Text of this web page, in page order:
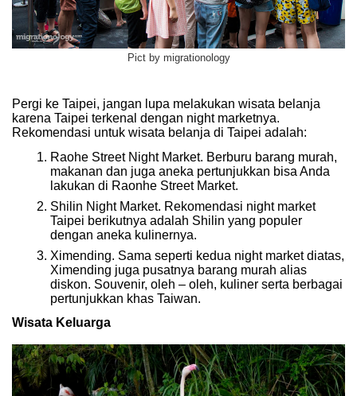
Pict by migrationology
Pergi ke Taipei, jangan lupa melakukan wisata belanja
karena Taipei terkenal dengan night marketnya.
Rekomendasi untuk wisata belanja di Taipei adalah:
Raohe Street Night Market. Berburu barang murah,
makanan dan juga aneka pertunjukkan bisa Anda
lakukan di Raonhe Street Market.
Shilin Night Market. Rekomendasi night market
Taipei berikutnya adalah Shilin yang populer
dengan aneka kulinernya.
Ximending. Sama seperti kedua night market diatas,
Ximending juga pusatnya barang murah alias
diskon. Souvenir, oleh – oleh, kuliner serta berbagai
pertunjukkan khas Taiwan.
Wisata Keluarga